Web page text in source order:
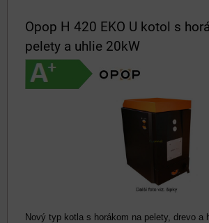
Opop H 420 EKO U kotol s
pelety a uhlie 20kW
Nový typ kotla s horákom na pelety, drevo a